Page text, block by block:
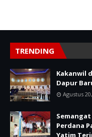
TRENDING
Kakanwil
Dapur
Agustus
Perdana
Yatim